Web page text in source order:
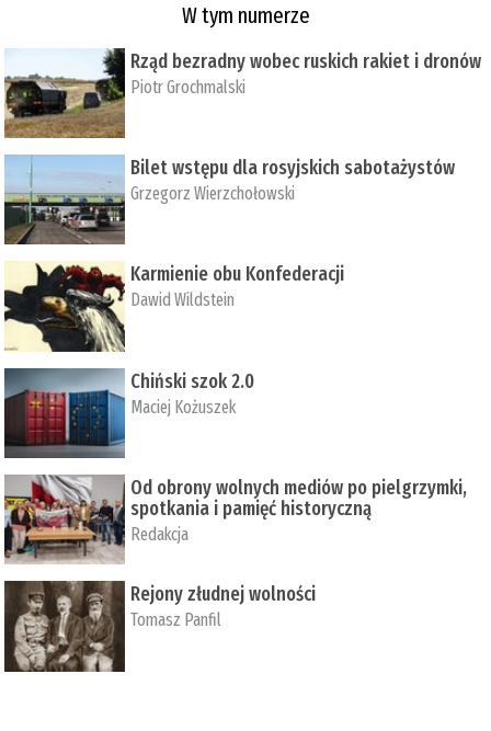
W tym numerze
Rząd bezradny wobec ruskich rakiet i dronów
Piotr Grochmalski
Bilet wstępu dla rosyjskich sabotażystów
Grzegorz Wierzchołowski
Karmienie obu Konfederacji
Dawid Wildstein
Chiński szok 2.0
Maciej Kożuszek
Od obrony wolnych mediów po pielgrzymki,
spotkania i pamięć historyczną
Redakcja
Rejony złudnej wolności
Tomasz Panfil